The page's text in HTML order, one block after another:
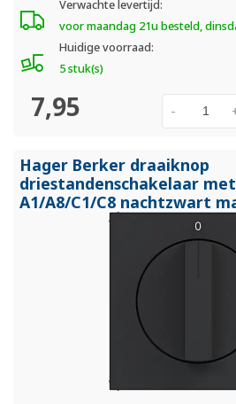
Verwachte levertijd:
voor maandag 21u besteld,
Huidige voorraad:
5 stuk(s)
7,95 -
Hager Berker draaiknop
driestandenschakelaar
A1/A8/C1/C8 nachtzwart